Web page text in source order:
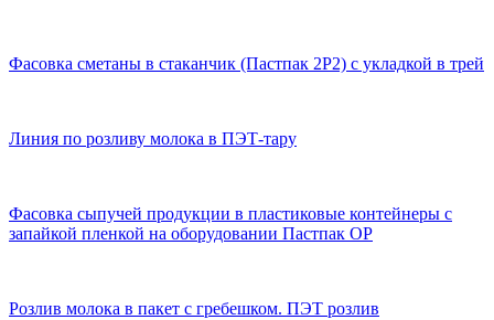
Фасовка сметаны в стаканчик (Пастпак 2Р2) с укладкой в трей
Линия по розливу молока в ПЭТ-тару
Фасовка сыпучей продукции в пластиковые контейнеры с
запайкой пленкой на оборудовании Пастпак ОР
Розлив молока в пакет с гребешком. ПЭТ розлив